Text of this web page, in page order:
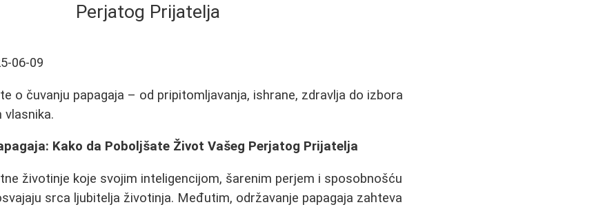
Perjatog Prijatelja
06-09
o čuvanju papagaja – od pripitomljavanja, ishrane, zdravlja do izbora
vlasnika.
Kako da Poboljšate Život Vašeg Perjatog Prijatelja
životinje koje svojim inteligencijom, šarenim perjem i sposobnošću
srca ljubitelja životinja. Međutim, održavanje papagaja zahteva